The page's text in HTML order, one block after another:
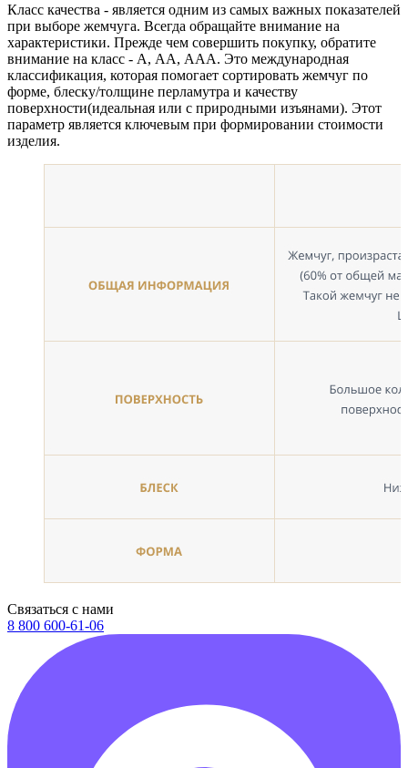
Класс качества - является одним из самых важных показателей
при выборе жемчуга. Всегда обращайте внимание на
характеристики. Прежде чем совершить покупку, обратите
внимание на класс - А, АА, ААА. Это международная
классификация, которая помогает сортировать жемчуг по
форме, блеску/толщине перламутра и качеству
поверхности(идеальная или с природными изъянами). Этот
параметр является ключевым при формировании стоимости
изделия.
Связаться с нами
8 800 600-61-06